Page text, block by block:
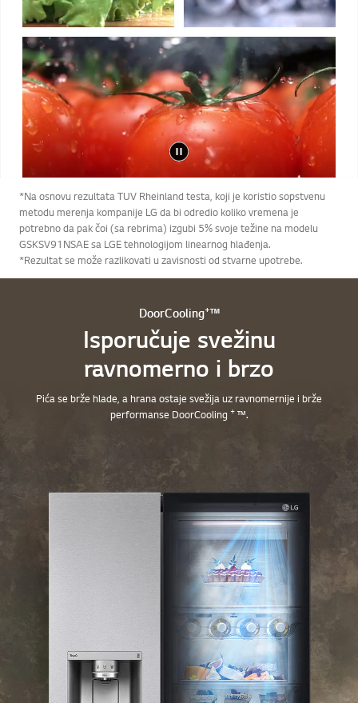
*Na osnovu rezultata TUV Rheinland testa, koji je koristio sopstvenu
metodu merenja kompanije LG da bi odredio koliko vremena je
potrebno da pak čoi (sa rebrima) izgubi 5% svoje težine na modelu
GSKSV91NSAE sa LGE tehnologijom linearnog hlađenja.
*Rezultat se može razlikovati u zavisnosti od stvarne upotrebe.
DoorCooling+™
Isporučuje svežinu
ravnomerno i brzo
Pića se brže hlade, a hrana ostaje svežija uz ravnomernije i brže
performanse DoorCooling + ™.